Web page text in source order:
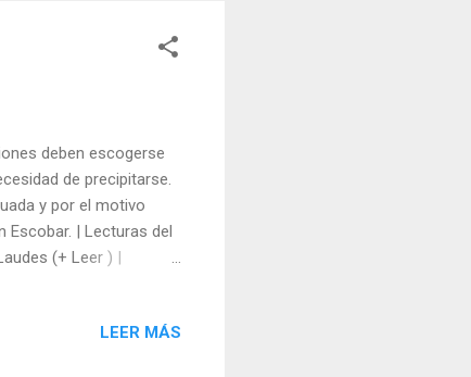
deben escogerse
de precipitarse.
y por el motivo
Escobar. | Lecturas del
(+ Leer ) |
LEER MÁS